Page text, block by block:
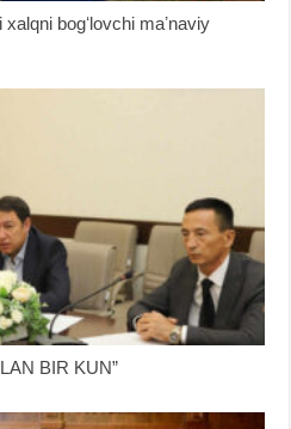
bogʻlovchi maʼnaviy
BIR KUN”